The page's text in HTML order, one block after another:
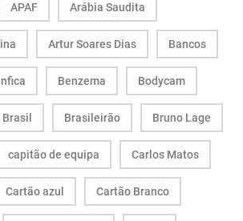
APAF Arábia Saudita
Artur Soares Dias Bancos
Benzema Bodycam
Brasil Brasileirão Bruno Lage
capitão de equipa Carlos Matos
Cartão azul Cartão Branco